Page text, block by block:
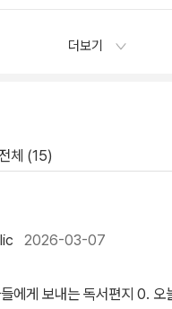
더보기
체 (15)
2026-03-07
에게 보내는 독서편지 0. 오